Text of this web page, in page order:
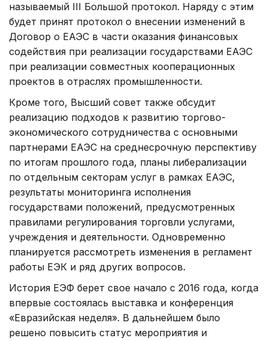
называемый III Большой протокол. Наряду с этим
будет принят протокол о внесении изменений в
Договор о ЕАЭС в части оказания финансовых
содействия при реализации государствами ЕАЭС
при реализации совместных кооперационных
проектов в отраслях промышленности.
Кроме того, Высший совет также обсудит
реализацию подходов к развитию торгово-
экономического сотрудничества с основными
партнерами ЕАЭС на среднесрочную перспективу
по итогам прошлого года, планы либерализации
по отдельным секторам услуг в рамках ЕАЭС,
результаты мониторинга исполнения
государствами положений, предусмотренных
правилами регулирования торговли услугами,
учреждения и деятельности. Одновременно
планируется рассмотреть изменения в регламент
работы ЕЭК и ряд других вопросов.
История ЕЭФ берет свое начало с 2016 года, когда
впервые состоялась выставка и конференция
«Евразийская неделя». В дальнейшем было
решено повысить статус мероприятия и